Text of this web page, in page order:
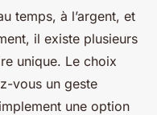
temps, à l’argent, et
il existe plusieurs
unique. Le choix
vous un geste
une option